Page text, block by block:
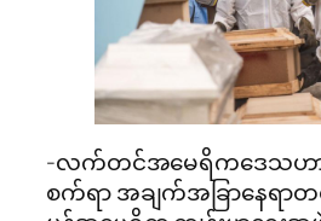
-လက်တင်အမေရိကဒေသဟာ
စက်ရာ အချက်အခြာနေရာတ